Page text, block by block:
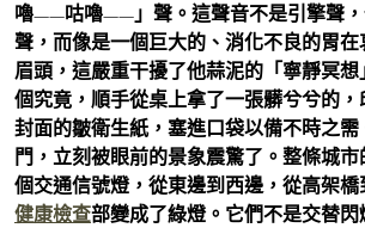
嚕——咕嚕——」聲。這聲音不是引擎聲
聲，而像是一個巨大的、消化不良的胃
眉頭，這嚴重干擾了他蒜泥的「寧靜冥
個究竟，順手從桌上拿了一張髒兮兮的，
封面的皺衛生紙，塞進口袋以備不時之
門，立刻被眼前的景象震驚了。整條城
個交通信號燈，從東邊到西邊，從高架
健康檢查部變成了綠燈。它們不是交替